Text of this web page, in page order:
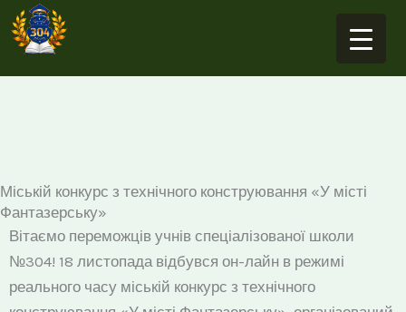
Перейти
до
Міській конкурс з технічного конструювання «У місті
Фантазерську»
Вітаємо переможців учнів спеціалізованої школи
№304! 18 листопада відбувся он-лайн в режимі
реального часу міській конкурс з технічного